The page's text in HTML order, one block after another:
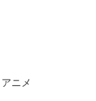
アニメ